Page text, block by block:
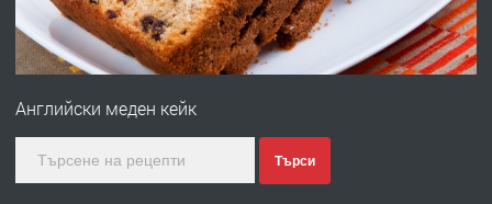
преди 1 година
ПРЕДЛАГА
Първи поход "По стъпките на Ангел
Английски меден кейк
Търси